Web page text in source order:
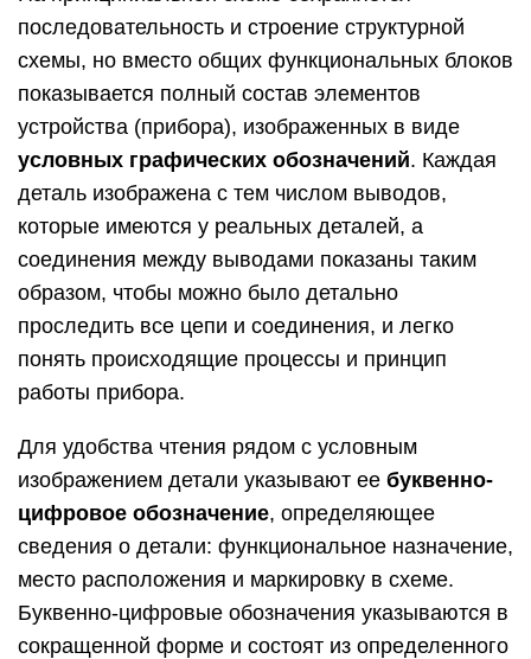
последовательность и строение структурной
схемы, но вместо общих функциональных блоков
показывается полный состав элементов
устройства (прибора), изображенных в виде
условных графических обозначений. Каждая
деталь изображена с тем числом выводов,
которые имеются у реальных деталей, а
соединения между выводами показаны таким
образом, чтобы можно было детально
проследить все цепи и соединения, и легко
понять происходящие процессы и принцип
работы прибора.
Для удобства чтения рядом с условным
изображением детали указывают ее буквенно-
цифровое обозначение, определяющее
сведения о детали: функциональное назначение,
место расположения и маркировку в схеме.
Буквенно-цифровые обозначения указываются в
сокращенной форме и состоят из определенного